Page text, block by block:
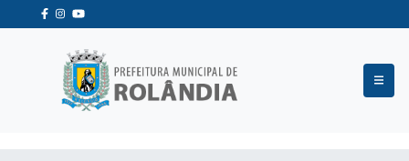
Ir para o conteudo
Ir para o fim do conteudo